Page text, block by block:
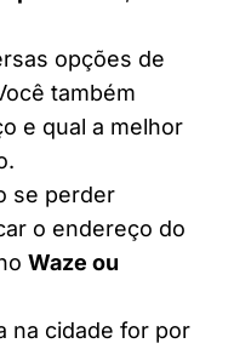
opções de
também
e qual a melhor
se perder
o endereço do
Waze ou
na cidade for por